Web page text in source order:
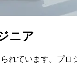
ニア
れています。プロ